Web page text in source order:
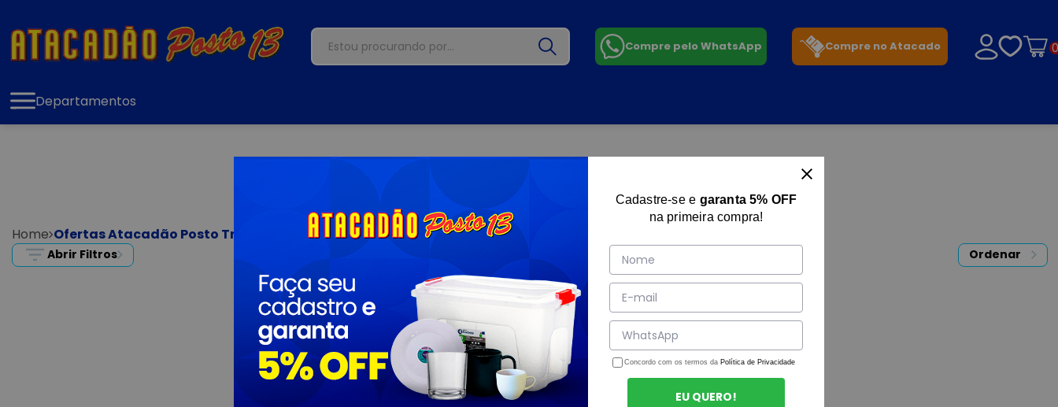
Compre pelo WhatsApp Compre no Atacado
Departamentos
Home Ofertas Atacadão Posto Treze
Abrir Filtros Ordenar
Cadastre-se e garanta 5% OFF
na primeira compra!
Concordo com os termos da Política de Privacidade
EU QUERO!